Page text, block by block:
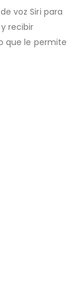
voz Siri para
recibir
que le permite